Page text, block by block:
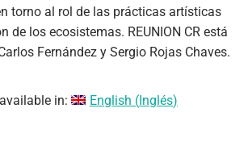
torno al rol de las prácticas artísticas
de los ecosistemas. REUNION CR está
Fernández y Sergio Rojas Chaves.
in: English (Inglés)